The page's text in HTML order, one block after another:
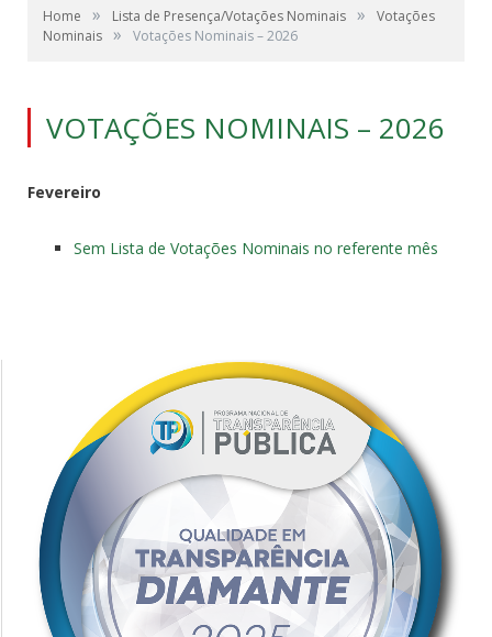
Home » Lista de Presença/Votações Nominais »
Votações
Nominais » Votações Nominais – 2026
VOTAÇÕES NOMINAIS – 2026
Fevereiro
Sem Lista de Votações Nominais no referente mês